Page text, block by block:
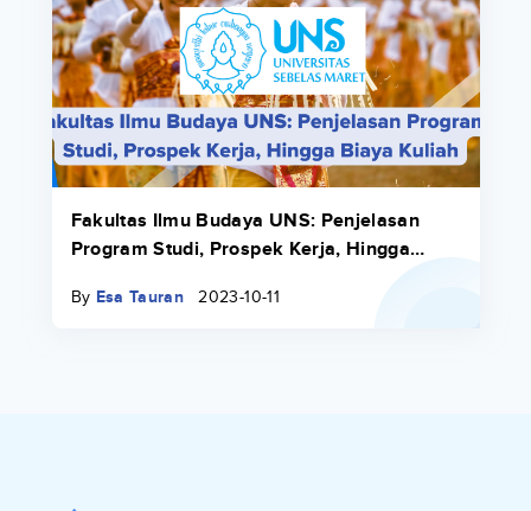
Fakultas Ilmu Budaya UNS: Penjelasan
Program Studi, Prospek Kerja, Hingga
By Esa Tauran 2023-10-11